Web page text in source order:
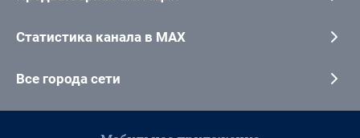
Статистика канала в MAX
Все города сети